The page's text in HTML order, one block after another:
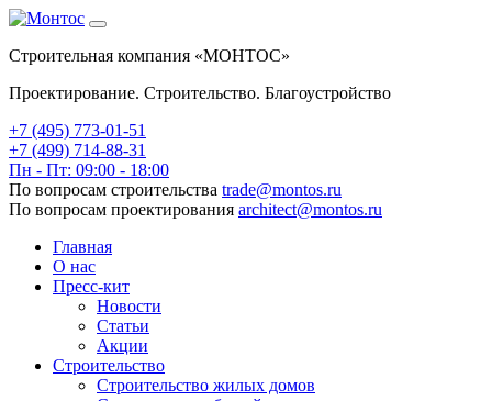
Строительная компания «МОНТОС»
Проектирование. Строительство. Благоустройство
+7 (495) 773-01-51
+7 (499) 714-88-31
Пн - Пт: 09:00 - 18:00
По вопросам строительства trade@montos.ru
По вопросам проектирования architect@montos.ru
Главная
О нас
Пресс-кит
Новости
Статьи
Акции
Строительство
Строительство жилых домов